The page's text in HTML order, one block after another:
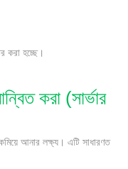
করা হচ্ছে।
করা (সার্ভার
কমিয়ে আনার লক্ষ্য। এটি সাধারণত